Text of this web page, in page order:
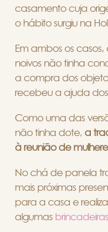
casamento cuja
o hábito surgiu na
Em ambos os
noivos não tinha
a compra dos
recebeu a ajuda dos
Como uma das
não tinha dote, a
à reunião de
No chá de panela
mais próximas
para a casa e
algumas brincadeiras